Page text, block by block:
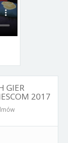
GIER
2017